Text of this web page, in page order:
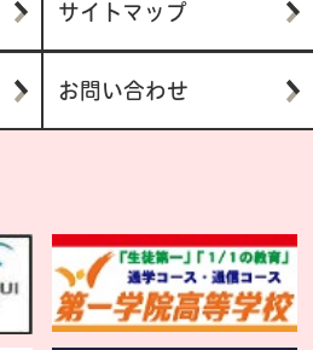
サイトマップ
お問い合わせ